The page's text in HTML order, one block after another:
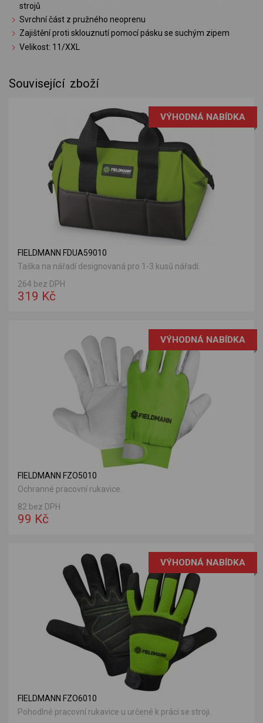
strojů
Svrchní část z pružného neoprenu
Zajištění proti sklouznutí pomocí pásku se suchým zipem
Velikost: 11/XXL
Související zboží
VÝHODNÁ NABÍDKA
FIELDMANN FDUA59010
Taška na nářadí designovaná pro 1-3 kusů nářadí.
264 bez DPH
319 Kč
VÝHODNÁ NABÍDKA
FIELDMANN FZO5010
Ochranné pracovní rukavice.
82 bez DPH
99 Kč
VÝHODNÁ NABÍDKA
FIELDMANN FZO6010
Pohodlné pracovní rukavice u určené k práci se stroji.